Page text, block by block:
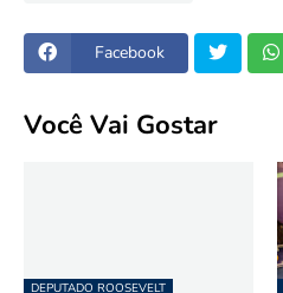
Facebook
Você Vai Gostar
DEPUTADO ROOSEVELT